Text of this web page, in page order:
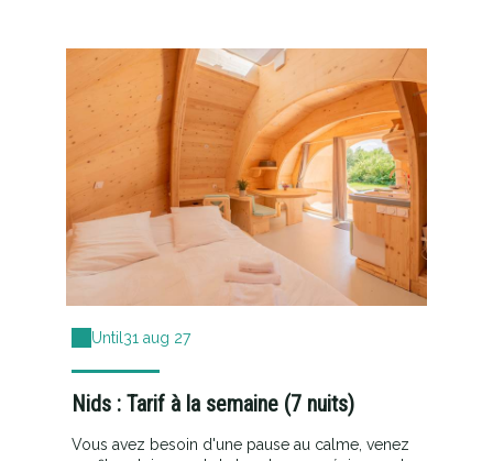
Until 31 aug 27
Nids : Tarif à la semaine (7 nuits)
Vous avez besoin d'une pause au calme, venez